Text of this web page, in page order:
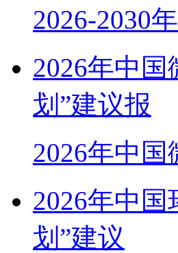
2026-2030
2026年中
划”建议报
2026年中
2026年中
划”建议